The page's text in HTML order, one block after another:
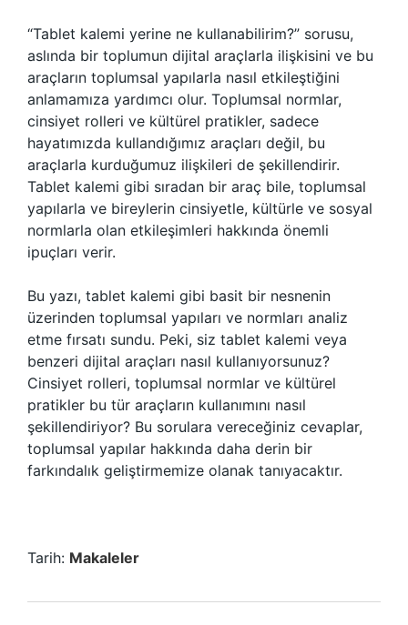
“Tablet kalemi yerine ne kullanabilirim?” sorusu,
aslında bir toplumun dijital araçlarla ilişkisini ve bu
araçların toplumsal yapılarla nasıl etkileştiğini
anlamamıza yardımcı olur. Toplumsal normlar,
cinsiyet rolleri ve kültürel pratikler, sadece
hayatımızda kullandığımız araçları değil, bu
araçlarla kurduğumuz ilişkileri de şekillendirir.
Tablet kalemi gibi sıradan bir araç bile, toplumsal
yapılarla ve bireylerin cinsiyetle, kültürle ve sosyal
normlarla olan etkileşimleri hakkında önemli
ipuçları verir.
Bu yazı, tablet kalemi gibi basit bir nesnenin
üzerinden toplumsal yapıları ve normları analiz
etme fırsatı sundu. Peki, siz tablet kalemi veya
benzeri dijital araçları nasıl kullanıyorsunuz?
Cinsiyet rolleri, toplumsal normlar ve kültürel
pratikler bu tür araçların kullanımını nasıl
şekillendiriyor? Bu sorulara vereceğiniz cevaplar,
toplumsal yapılar hakkında daha derin bir
farkındalık geliştirmemize olanak tanıyacaktır.
Tarih: Makaleler